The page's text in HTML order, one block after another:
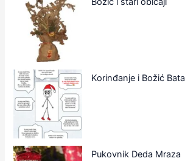
Korinđanje i Božić Bata
Pukovnik Deda Mraza